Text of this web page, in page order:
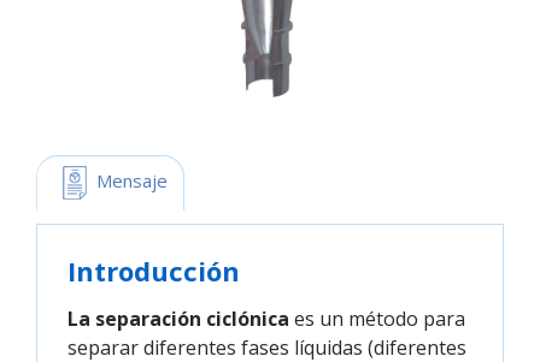
Mensaje
Introducción
La separación ciclónica es un método para
separar diferentes fases líquidas (diferentes